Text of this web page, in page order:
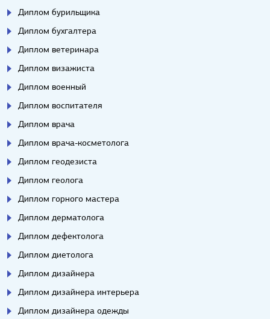
Диплом бурильщика
Диплом бухгалтера
Диплом ветеринара
Диплом визажиста
Диплом военный
Диплом воспитателя
Диплом врача
Диплом врача-косметолога
Диплом геодезиста
Диплом геолога
Диплом горного мастера
Диплом дерматолога
Диплом дефектолога
Диплом диетолога
Диплом дизайнера
Диплом дизайнера интерьера
Диплом дизайнера одежды